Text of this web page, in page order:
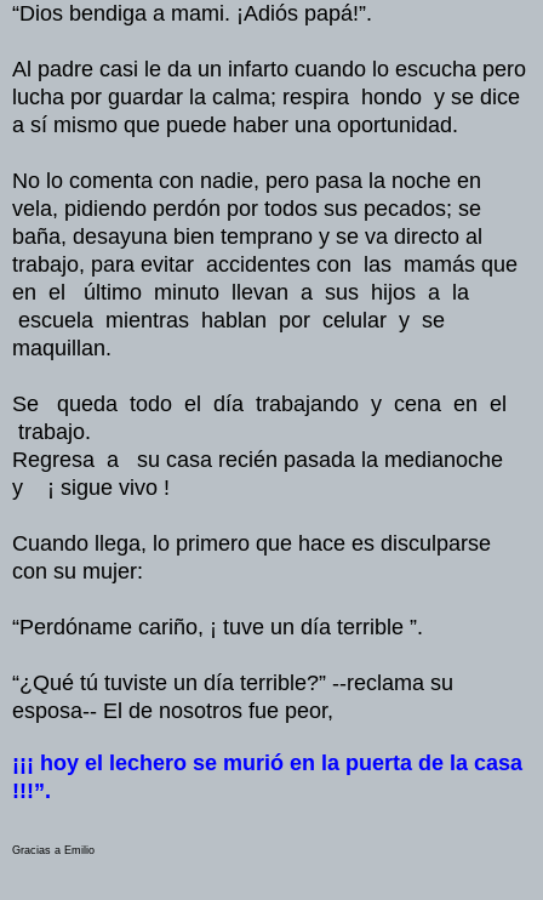
“Dios bendiga a mami. ¡Adiós papá!”.
Al padre casi le da un infarto cuando lo escucha pero
lucha por guardar la calma; respira hondo y se dice
a sí mismo que puede haber una oportunidad.
No lo comenta con nadie, pero pasa la noche en
vela, pidiendo perdón por todos sus pecados; se
baña, desayuna bien temprano y se va directo al
trabajo, para evitar accidentes con las mamás que
en el último minuto llevan a sus hijos a la
escuela mientras hablan por celular y se
maquillan.
Se queda todo el día trabajando y cena en el
trabajo.
Regresa a su casa recién pasada la medianoche
y ¡ sigue vivo !
Cuando llega, lo primero que hace es disculparse
con su mujer:
“Perdóname cariño, ¡ tuve un día terrible ”.
“¿Qué tú tuviste un día terrible?” --reclama su
esposa-- El de nosotros fue peor,
¡¡¡ hoy el lechero se murió en la puerta de la casa
!!!”.
Gracias a Emilio